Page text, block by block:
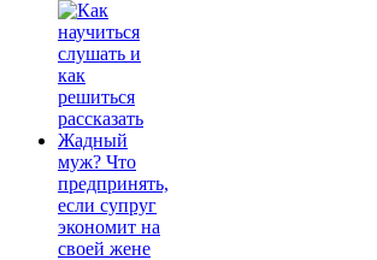
Жадный
муж? Что
предпринять,
если супруг
экономит на
своей жене